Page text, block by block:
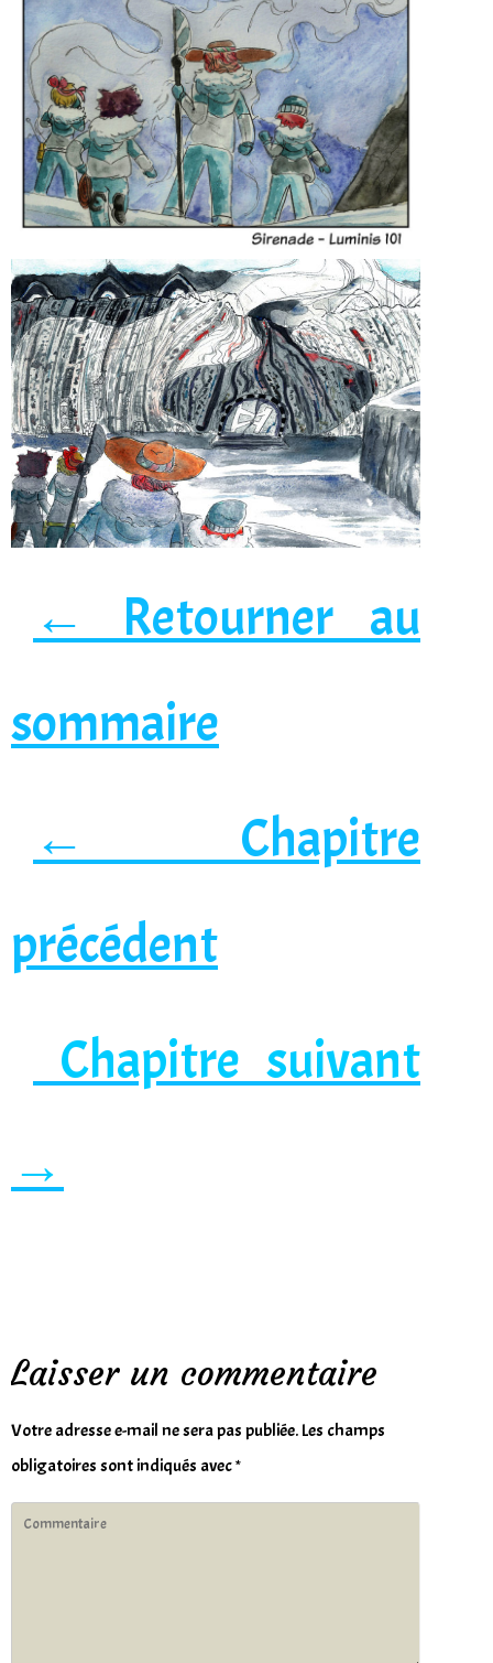
← Retourner au
sommaire
← Chapitre
précédent
Chapitre suivant
→
Laisser un commentaire
Votre adresse e-mail ne sera pas publiée.Les champs
obligatoires sont indiqués avec*